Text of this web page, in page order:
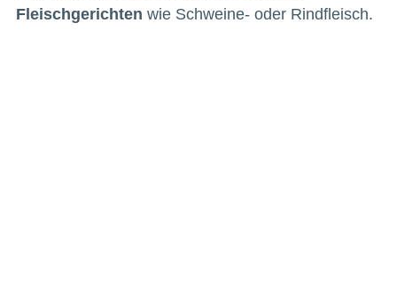
Fleischgerichten wie Schweine- oder Rindfleisch.